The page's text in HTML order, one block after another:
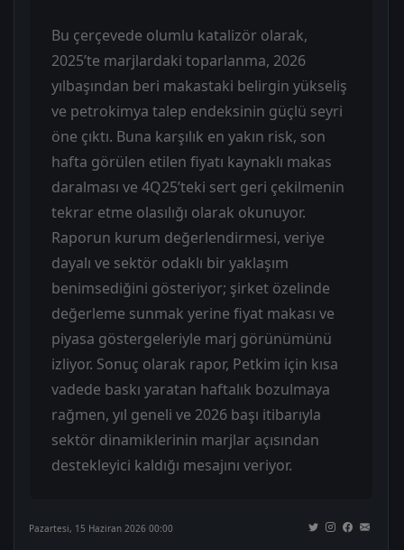
Bu çerçevede olumlu katalizör olarak,
2025’te marjlardaki toparlanma, 2026
yılbaşından beri makastaki belirgin yükseliş
ve petrokimya talep endeksinin güçlü seyri
öne çıktı. Buna karşılık en yakın risk, son
hafta görülen etilen fiyatı kaynaklı makas
daralması ve 4Q25’teki sert geri çekilmenin
tekrar etme olasılığı olarak okunuyor.
Raporun kurum değerlendirmesi, veriye
dayalı ve sektör odaklı bir yaklaşım
benimsediğini gösteriyor; şirket özelinde
değerleme sunmak yerine fiyat makası ve
piyasa göstergeleriyle marj görünümünü
izliyor. Sonuç olarak rapor, Petkim için kısa
vadede baskı yaratan haftalık bozulmaya
rağmen, yıl geneli ve 2026 başı itibarıyla
sektör dinamiklerinin marjlar açısından
destekleyici kaldığı mesajını veriyor.
Pazartesi, 15 Haziran 2026 00:00